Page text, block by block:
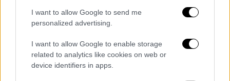
I want to allow Google to send me
personalized advertising.
I want to allow Google to enable storage
related to analytics like cookies on web or
device identifiers in apps.
(ΕΛΕΥ.Σ.Ι.): 4,74% (1 έδρα)
Πατούλης: Συνεχίζουμε με ακόμη
μεγαλύτερη δύναμη, ευθύνη και
αποφασιστικότητα